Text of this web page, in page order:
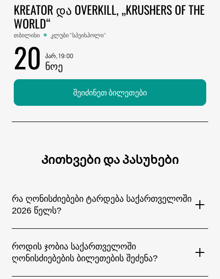
KREATOR ᲓᲐ OVERKILL, „KRUSHERS OF THE
WORLD“
თბილისი კლუბი "სპეისჰოლი"
20 პარ, 19:00
ᲜᲝᲔ
შეიძინეთ ბილეთები
Კითხვები და პასუხები
რა ღონისძიებები ტარდება საქართველოში
2026 წელს?
მრავალფეროვანი ღონისძიებები — მსოფლიო
ვარსკვლავების კონცერტები, მუსიკალური ფესტივალები,
თეატრალური წარმოდგენები, სპორტული შეჯიბრებები,
სტენდაპ-შოუები და სხვადასხვა კულტურული ღონისძიებები.
როდის ჯობია საქართველოში
ღონისძიებების ბილეთების შეძენა?